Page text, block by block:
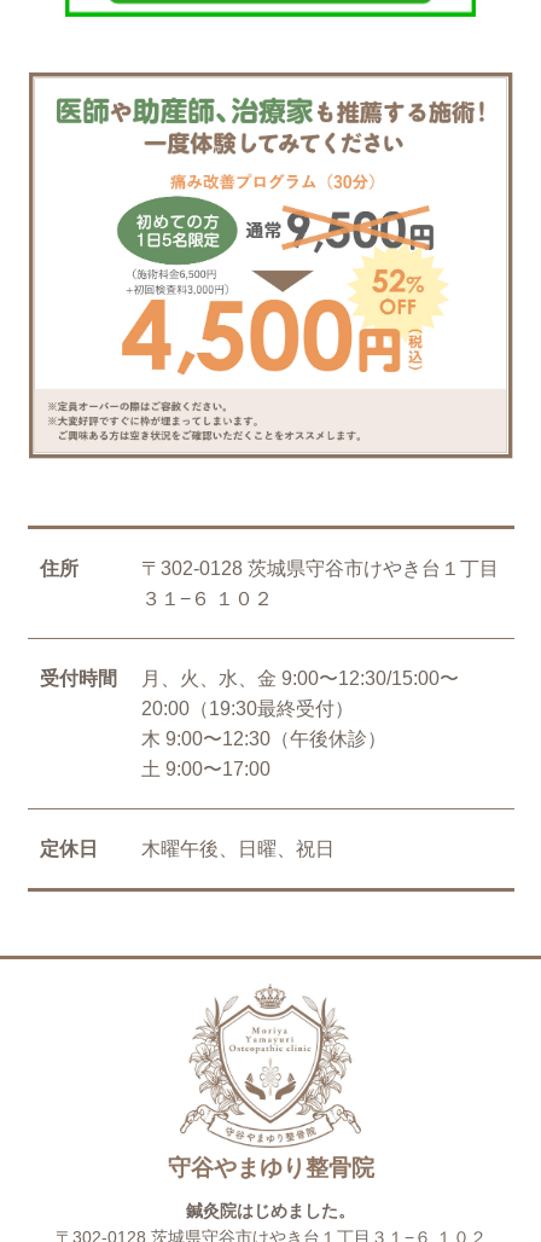
住所
〒302-0128 茨城県守谷市けやき台１丁目
３１−６ １０２
受付時間
月、火、水、金 9:00〜12:30/15:00〜
20:00（19:30最終受付）
木 9:00〜12:30（午後休診）
土 9:00〜17:00
定休日 木曜午後、日曜、祝日
守谷やまゆり整骨院
鍼灸院はじめました。
〒302-0128 茨城県守谷市けやき台１丁目３１−６ １０２